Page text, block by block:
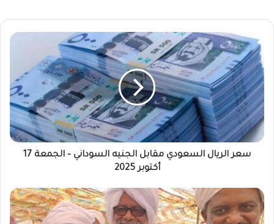
س
ع
ر
ا
ل
ر
ي
ل
ع
د
سعر الريال السعودي مقابل الجنيه السوداني – الجمعة 17
أكتوبر 2025
ه
ل
ك